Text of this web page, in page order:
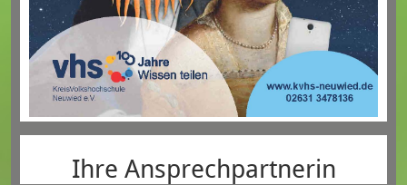
Ihre Ansprechpartnerin